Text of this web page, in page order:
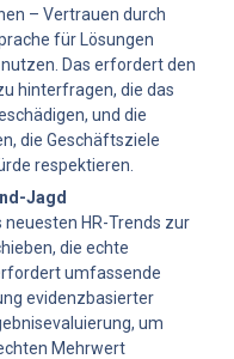
– Vertrauen durch
für Lösungen
Das erfordert den
hinterfragen, die das
und die
die Geschäftsziele
respektieren.
Jagd
neuesten HR-Trends zur
die echte
umfassende
evidenzbasierter
um
Mehrwert